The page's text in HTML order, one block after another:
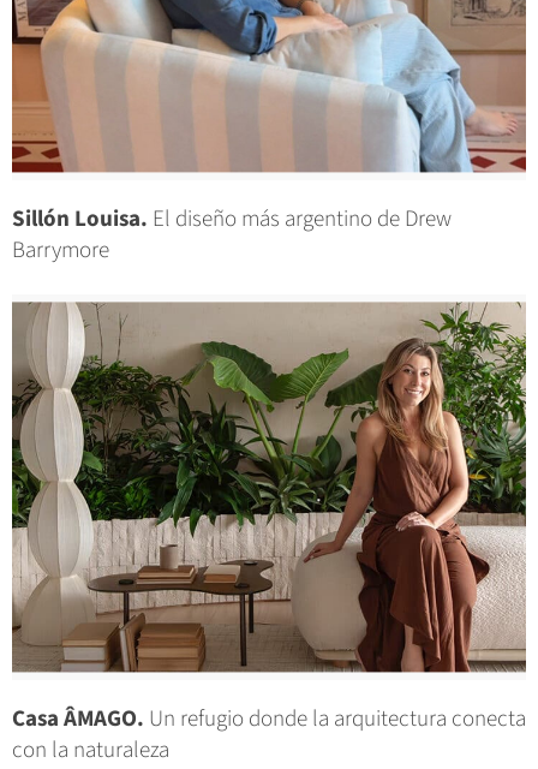
Sillón Louisa. El diseño más argentino de Drew
Barrymore
Casa ÂMAGO. Un refugio donde la arquitectura conecta
con la naturaleza